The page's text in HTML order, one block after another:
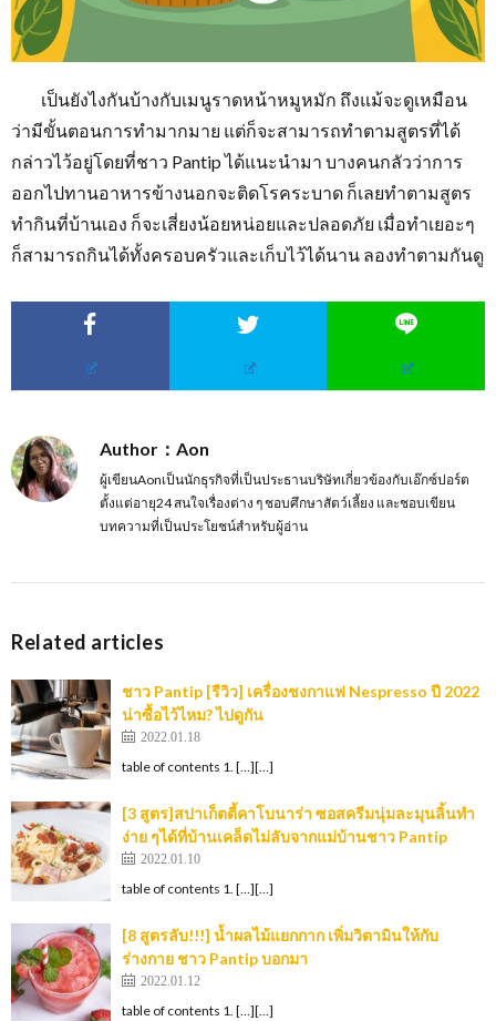
เป็นยังไงกันบ้างกับเมนูราดหน้าหมูหมัก ถึงแม้จะดูเหมือน
ว่ามีขั้นตอนการทำมากมาย แต่ก็จะสามารถทำตามสูตรที่ได้
กล่าวไว้อยู่โดยที่ชาว Pantip ได้แนะนำมา บางคนกลัวว่าการ
ออกไปทานอาหารข้างนอกจะติดโรคระบาด ก็เลยทำตามสูตร
ทำกินที่บ้านเอง ก็จะเสี่ยงน้อยหน่อยและปลอดภัย เมื่อทำเยอะๆ
ก็สามารถกินได้ทั้งครอบครัวและเก็บไว้ได้นาน ลองทำตามกันดู
Author：Aon
ผู้เขียนAonเป็นนักธุรกิจที่เป็นประธานบริษัทเกี่ยวข้องกับเอ๊กซ์ปอร์ต
ตั้งแต่อายุ24 สนใจเรื่องต่าง ๆ ชอบศึกษาสัตว์เลี้ยง และชอบเขียน
บทความที่เป็นประโยชน์สำหรับผู้อ่าน
Related articles
ชาว Pantip [รีวิว] เครื่องชงกาแฟ Nespresso ปี 2022
น่าซื้อไว้ไหม? ไปดูกัน
2022.01.18
table of contents 1. […][…]
[3 สูตร]สปาเก็ตตี้คาโบนาร่า ซอสครีมนุ่มละมุนลิ้นทำ
ง่าย ๆได้ที่บ้านเคล็ดไม่ลับจากแม่บ้านชาว Pantip
2022.01.10
table of contents 1. […][…]
[8 สูตรลับ!!!] น้ำผลไม้แยกกาก เพิ่มวิตามินให้กับ
ร่างกาย ชาว Pantip บอกมา
2022.01.12
table of contents 1. […][…]